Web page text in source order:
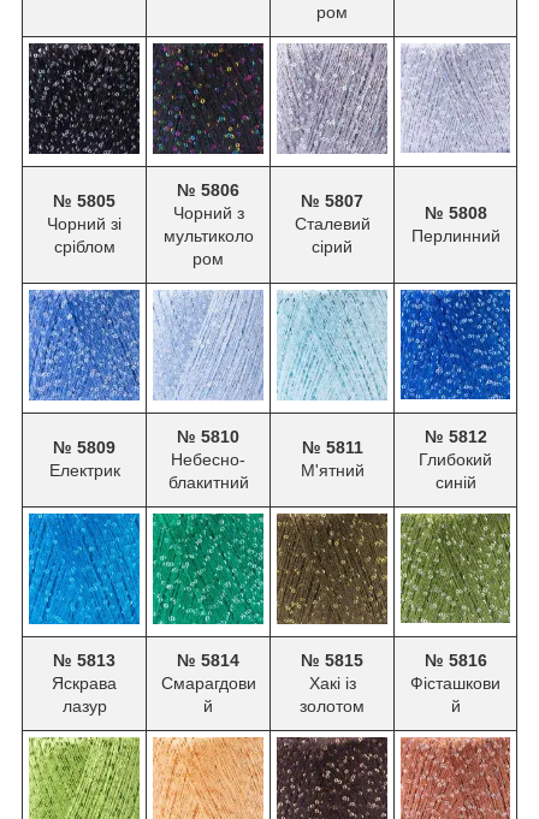
ром
№ 5805
Чорний зі
сріблом
№ 5806
Чорний з
мультиколо
ром
№ 5807
Сталевий
сірий
№ 5808
Перлинний
№ 5809
Електрик
№ 5810
Небесно-
блакитний
№ 5811
М'ятний
№ 5812
Глибокий
синій
№ 5813
Яскрава
лазур
№ 5814
Смарагдови
й
№ 5815
Хакі із
золотом
№ 5816
Фісташкови
й